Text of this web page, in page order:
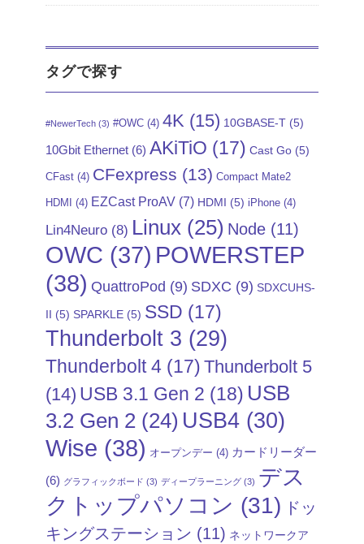
タグで探す
#NewerTech (3) #OWC (4) 4K (15) 10GBASE-T (5)
10Gbit Ethernet (6) AKiTiO (17) Cast Go (5)
CFast (4) CFexpress (13) Compact Mate2
HDMI (4) EZCast ProAV (7) HDMI (5) iPhone (4)
Lin4Neuro (8) Linux (25) Node (11)
OWC (37) POWERSTEP
(38) QuattroPod (9) SDXC (9) SDXCUHS-
II (5) SPARKLE (5) SSD (17)
Thunderbolt 3 (29)
Thunderbolt 4 (17) Thunderbolt 5
(14) USB 3.1 Gen 2 (18) USB
3.2 Gen 2 (24) USB4 (30)
Wise (38) オープンデー (4) カードリーダー
(6) グラフィックボード (3) ディープラーニング (3) デス
クトップパソコン (31) ドッ
キングステーション (11) ネットワークア